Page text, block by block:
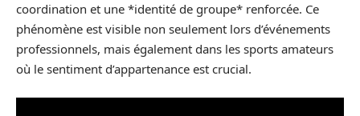
coordination et une *identité de groupe* renforcée. Ce
phénomène est visible non seulement lors d’événements
professionnels, mais également dans les sports amateurs
où le sentiment d’appartenance est crucial.